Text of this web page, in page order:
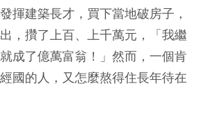
揮建築長才，買下當地破房子，
，攢了上百、上千萬元，「我繼
成了億萬富翁！」然而，一個肯
國的人，又怎麼熬得住長年待在